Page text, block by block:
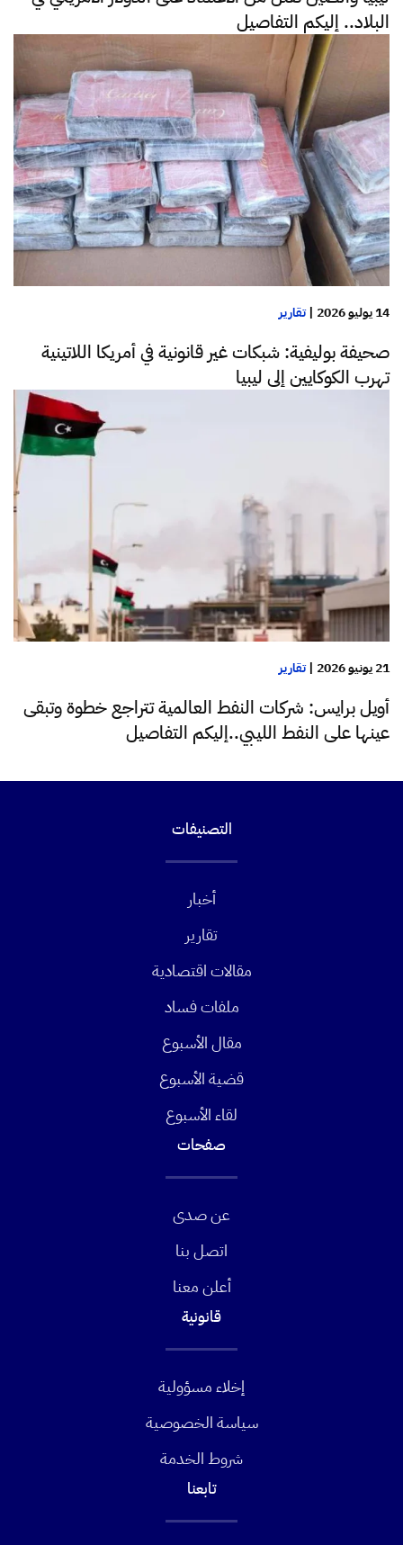
البلاد.. إليكم التفاصيل
14 يوليو 2026 |تقارير
صحيفة بوليفية: شبكات غير قانونية في أمريكا اللاتينية
تهرب الكوكايين إلى ليبيا
21 يونيو 2026 |تقارير
أويل برايس: شركات النفط العالمية تتراجع خطوة وتبقى
عينها على النفط الليبي..إليكم التفاصيل
التصنيفات
أخبار
تقارير
مقالات اقتصادية
ملفات فساد
مقال الأسبوع
قضية الأسبوع
لقاء الأسبوع
صفحات
عن صدى
اتصل بنا
أعلن معنا
قانونية
إخلاء مسؤولية
سياسة الخصوصية
شروط الخدمة
تابعنا